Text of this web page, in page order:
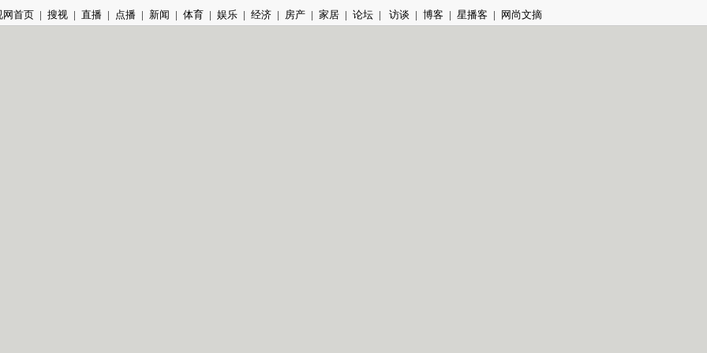
网首页 | 搜视 | 直播 | 点播 | 新闻 | 体育 | 娱乐 | 经济 | 房产 | 家居 | 论坛 | 访谈 | 博客 | 星播客 | 网尚文摘